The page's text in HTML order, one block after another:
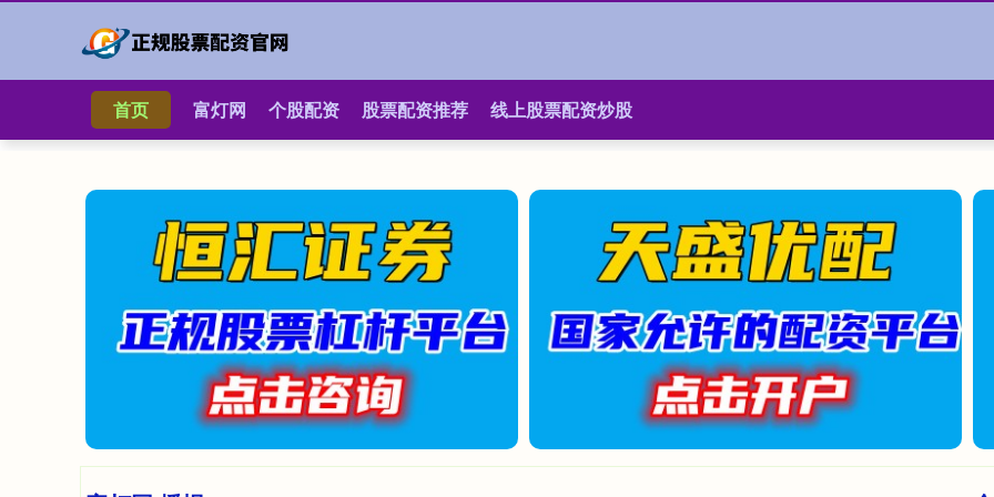
首页 富灯网 个股配资 股票配资推荐 线上股票配资炒股